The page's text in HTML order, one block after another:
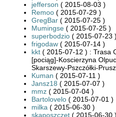
jefferson ( 2015-08-03 )
Remoo ( 2015-07-29 )
GregBar ( 2015-07-25 )
Mumingse ( 2015-07-25 )
superbodzio ( 2015-07-23 )
frigodaw ( 2015-07-14 )
kkt ( 2015-07-12 ) : Trasa
[pociąg]-Koscierzyna
Skarszewy-Pszczółki-
Kuman ( 2015-07-11 )
Jansz18 ( 2015-07-07 )
mmz ( 2015-07-04 )
Bartolovelo ( 2015-07-01 )
milka ( 2015-06-30 )
skaposzczet ( 2015-06-30 )